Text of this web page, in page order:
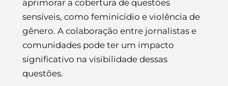
aprimorar a cobertura de questões
sensíveis, como feminicídio e violência de
gênero. A colaboração entre jornalistas e
comunidades pode ter um impacto
significativo na visibilidade dessas
questões.